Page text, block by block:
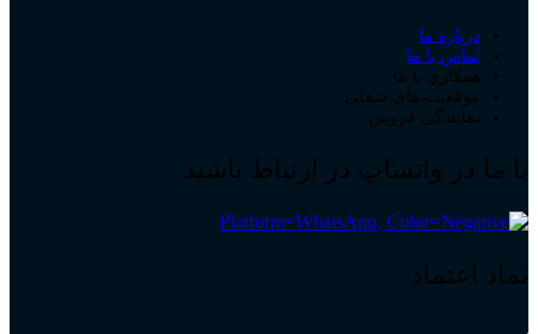
درباره ما
تماس با ما
همکاری با ما
موقعیت های شغلی
نمایندگی فروش
با ما در واتساپ در ارتباط باشید
نماد اعتماد